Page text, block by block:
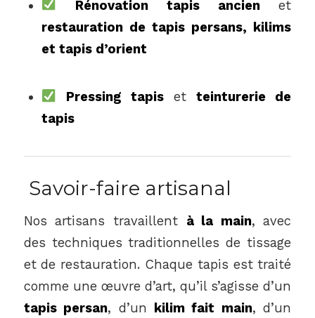
Rénovation tapis ancienet
restauration de tapis persans, kilims
et tapis d’orient
Pressing tapis etteinturerie de
tapis
Savoir-faire artisanal
Nos artisans travaillent à la main, avec
des techniques traditionnelles de tissage
et de restauration. Chaque tapis est traité
comme une œuvre d’art, qu’il s’agisse d’un
tapis persan, d’un kilim fait main, d’un